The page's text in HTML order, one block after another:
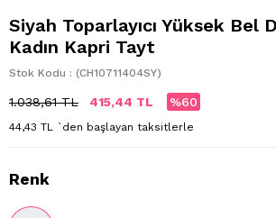
Siyah Toparlayıcı Yüksek Bel
Kadın Kapri Tayt
Stok Kodu (CH10711404SY)
1.038,61 TL 415,44 TL 60
44,43 TL `den başlayan taksitlerle
Renk